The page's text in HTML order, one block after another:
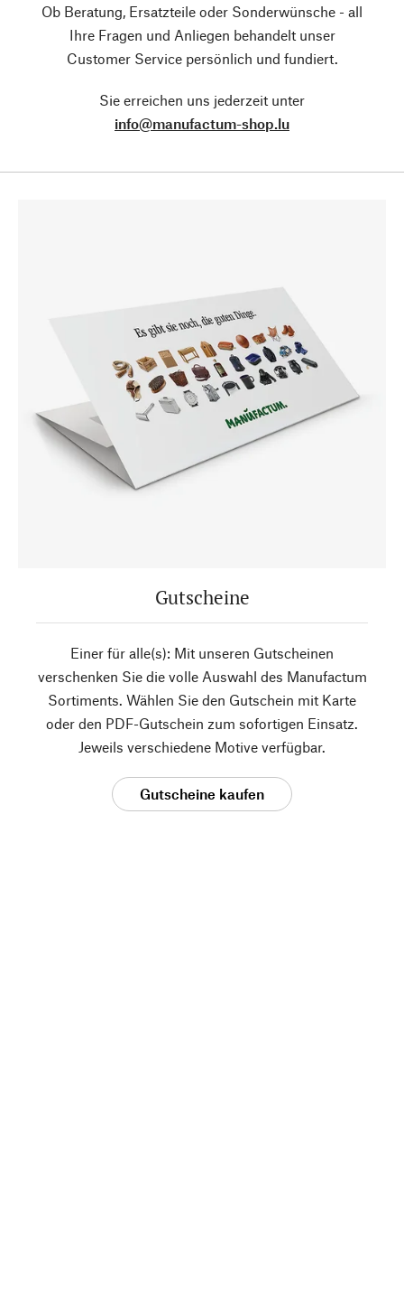
Ob Beratung, Ersatzteile oder Sonderwünsche - all
Ihre Fragen und Anliegen behandelt unser
Customer Service persönlich und fundiert.
Sie erreichen uns jederzeit unter
info@manufactum-shop.lu
Gutscheine
Einer für alle(s): Mit unseren Gutscheinen
verschenken Sie die volle Auswahl des Manufactum
Sortiments. Wählen Sie den Gutschein mit Karte
oder den PDF-Gutschein zum sofortigen Einsatz.
Jeweils verschiedene Motive verfügbar.
Gutscheine kaufen